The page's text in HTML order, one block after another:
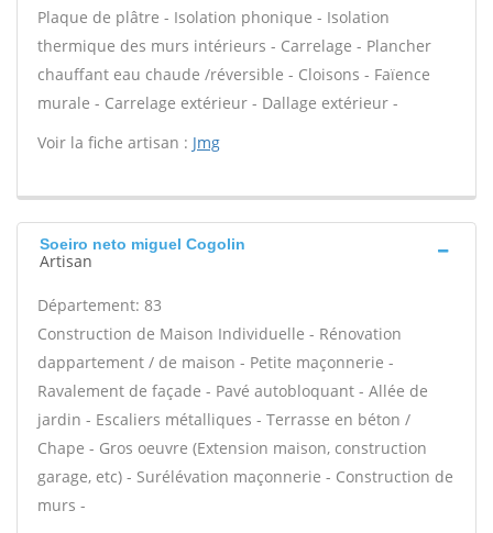
Plaque de plâtre - Isolation phonique - Isolation
thermique des murs intérieurs - Carrelage - Plancher
chauffant eau chaude /réversible - Cloisons - Faïence
murale - Carrelage extérieur - Dallage extérieur -
Voir la fiche artisan : Jmg
Soeiro neto miguel Cogolin
Artisan
Département: 83
Construction de Maison Individuelle - Rénovation
dappartement / de maison - Petite maçonnerie -
Ravalement de façade - Pavé autobloquant - Allée de
jardin - Escaliers métalliques - Terrasse en béton /
Chape - Gros oeuvre (Extension maison, construction
garage, etc) - Surélévation maçonnerie - Construction de
murs -